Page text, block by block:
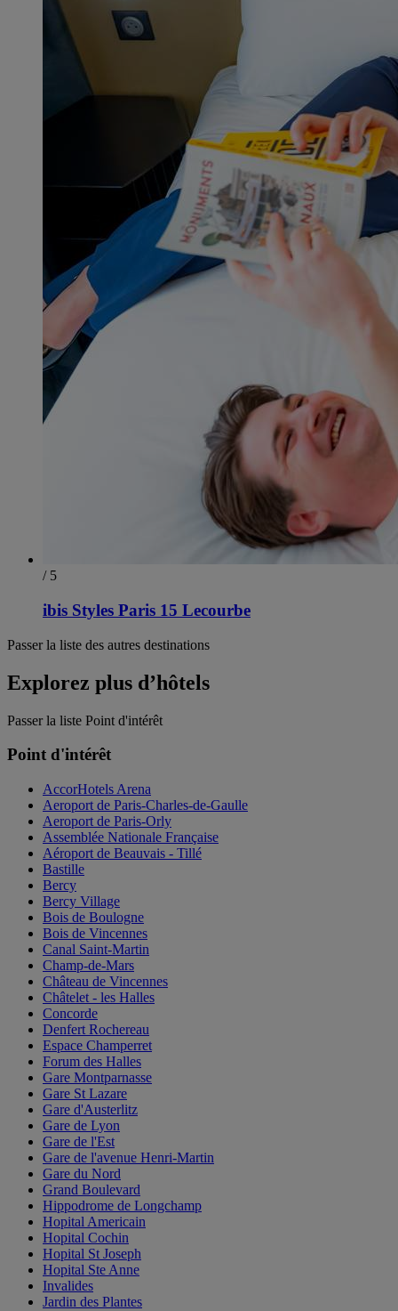
/ 5
ibis Styles Paris 15 Lecourbe
Passer la liste des autres destinations
Explorez plus d’hôtels
Passer la liste Point d'intérêt
Point d'intérêt
AccorHotels Arena
Aeroport de Paris-Charles-de-Gaulle
Aeroport de Paris-Orly
Assemblée Nationale Française
Aéroport de Beauvais - Tillé
Bastille
Bercy
Bercy Village
Bois de Boulogne
Bois de Vincennes
Canal Saint-Martin
Champ-de-Mars
Château de Vincennes
Châtelet - les Halles
Concorde
Denfert Rochereau
Espace Champerret
Forum des Halles
Gare Montparnasse
Gare St Lazare
Gare d'Austerlitz
Gare de Lyon
Gare de l'Est
Gare de l'avenue Henri-Martin
Gare du Nord
Grand Boulevard
Hippodrome de Longchamp
Hopital Americain
Hopital Cochin
Hopital St Joseph
Hopital Ste Anne
Invalides
Jardin des Plantes